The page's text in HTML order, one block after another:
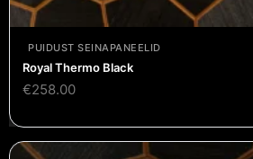
PUIDUST SEINAPANEELID
Royal Thermo Black
€258.00